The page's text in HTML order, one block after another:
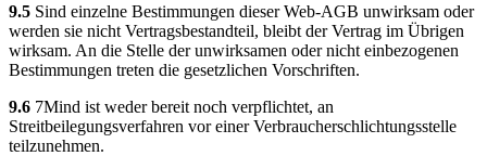
9.5 Sind einzelne Bestimmungen dieser Web-AGB unwirksam oder
werden sie nicht Vertragsbestandteil, bleibt der Vertrag im Übrigen
wirksam. An die Stelle der unwirksamen oder nicht einbezogenen
Bestimmungen treten die gesetzlichen Vorschriften.
9.6 7Mind ist weder bereit noch verpflichtet, an
Streitbeilegungsverfahren vor einer Verbraucherschlichtungsstelle
teilzunehmen.